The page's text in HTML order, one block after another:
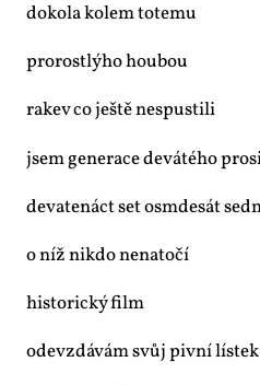
do­ko­la ko­lem to­te­mu
pro­rost­lý­ho hou­bou
ra­kev co ješ­tě ne­spus­ti­li
jsem ge­ne­ra­ce de­vá­té­ho
de­va­te­náct set osm­de­sát
o níž ni­kdo ne­na­to­čí
his­to­ric­ký film
ode­vzdá­vám svůj piv­ní